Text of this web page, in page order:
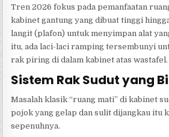
Tren 2026 fokus pada pemanfaatan
kabinet gantung yang dibuat tinggi
langit (plafon) untuk menyimpan alat
itu, ada laci-laci ramping tersembunyi
rak piring di dalam kabinet atas wastafel.
Sistem Rak Sudut yang
Masalah klasik “ruang mati” di kabinet
pojok yang gelap dan sulit dijangkau itu
sepenuhnya.